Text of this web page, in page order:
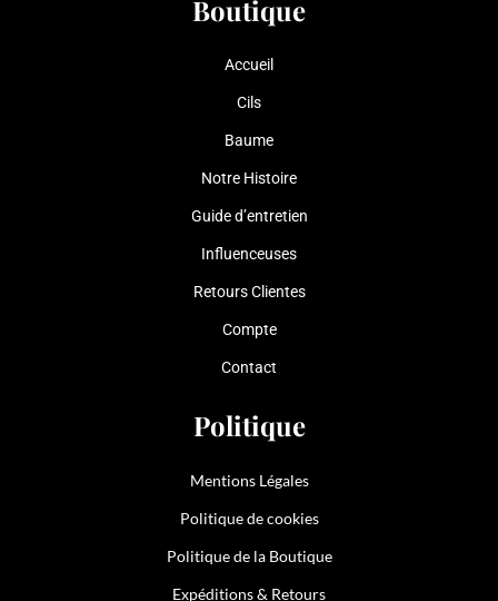
Boutique
Accueil
Cils
Baume
Notre Histoire
Guide d’entretien
Influenceuses
Retours Clientes
Compte
Contact
Politique
Mentions Légales
Politique de cookies
Politique de la Boutique
Expéditions & Retours